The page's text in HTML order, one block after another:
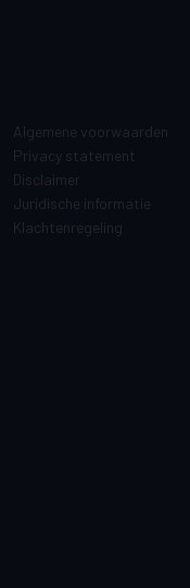
Algemene voorwaarden
Privacy statement
Disclaimer
Juridische informatie
Klachtenregeling